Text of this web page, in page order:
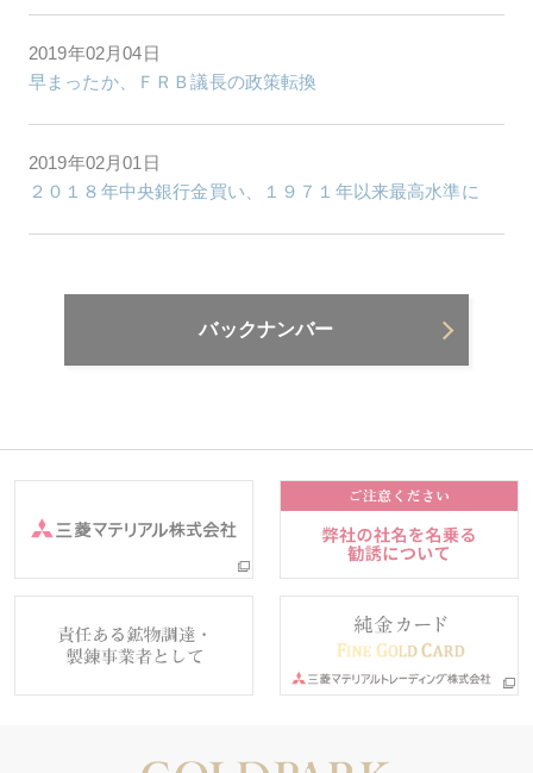
2019年02月04日
早まったか、ＦＲＢ議長の政策転換
2019年02月01日
２０１８年中央銀行金買い、１９７１年以来最高水準に
バックナンバー